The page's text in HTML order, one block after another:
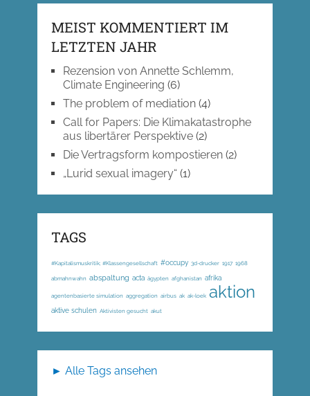
MEIST KOMMENTIERT IM
LETZTEN JAHR
Rezension von Annette Schlemm,
Climate Engineering (6)
The problem of mediation(4)
Call for Papers: Die Klimakatastrophe
aus libertärer Perspektive(2)
Die Vertragsform kompostieren(2)
„Lurid sexual imagery“ (1)
TAGS
#Kapitalismuskritik; #Klassengesellschaft #occupy 3d-drucker 1917 1968
abmahnwahn abspaltung acta ägypten afghanistan afrika
agentenbasierte simulation aggregation airbus ak ak-loek aktion
aktive schulen Aktivisten gesucht akut
► Alle Tags ansehen